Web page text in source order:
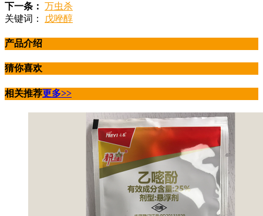
下一条： 万虫杀
关键词：
戊唑醇
产品介绍
猜你喜欢
相关推荐更多>>